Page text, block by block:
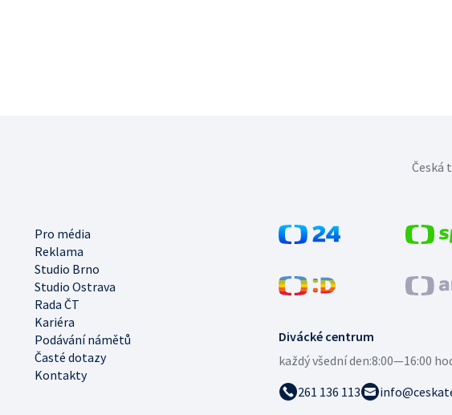
Divácké centrum
každý všední den:8:00—16:00
261 136 113
Pro média
Reklama
Studio Brno
Studio Ostrava
Rada ČT
Kariéra
Podávání námětů
Časté dotazy
Kontakty
Česká